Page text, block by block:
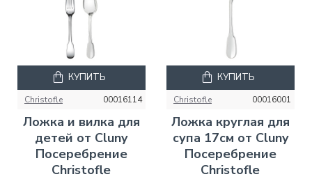
Christofle 00016114
Ложка и вилка для
детей от Cluny
Посеребрение
Christofle
КУПИТЬ
Christofle 00016001
Ложка круглая для
супа 17см от Cluny
Посеребрение
Christofle
КУПИТЬ